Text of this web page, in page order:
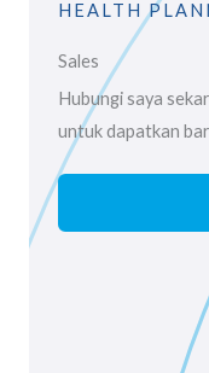
HEALTH
Sales
Hubungi saya
untuk dapatkan